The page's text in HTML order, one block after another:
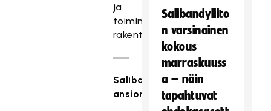
ja
toimintaedellytysten
rakentamisessa.
Salibandyliiton
ansiomerkit
Salibandyliito
n varsinainen
kokous
marraskuuss
a – näin
tapahtuvat